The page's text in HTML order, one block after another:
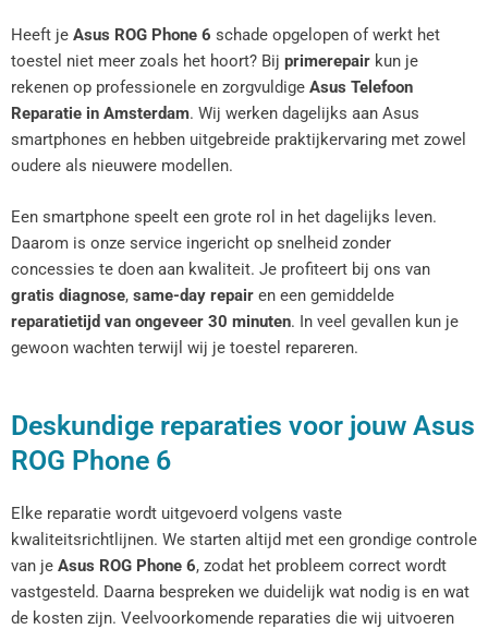
Heeft je Asus ROG Phone 6 schade opgelopen of werkt het
toestel niet meer zoals het hoort? Bij primerepair kun je
rekenen op professionele en zorgvuldige Asus Telefoon
Reparatie in Amsterdam. Wij werken dagelijks aan Asus
smartphones en hebben uitgebreide praktijkervaring met zowel
oudere als nieuwere modellen.
Een smartphone speelt een grote rol in het dagelijks leven.
Daarom is onze service ingericht op snelheid zonder
concessies te doen aan kwaliteit. Je profiteert bij ons van
gratis diagnose, same-day repair en een gemiddelde
reparatietijd van ongeveer 30 minuten. In veel gevallen kun je
gewoon wachten terwijl wij je toestel repareren.
Deskundige reparaties voor jouw Asus
ROG Phone 6
Elke reparatie wordt uitgevoerd volgens vaste
kwaliteitsrichtlijnen. We starten altijd met een grondige controle
van je Asus ROG Phone 6, zodat het probleem correct wordt
vastgesteld. Daarna bespreken we duidelijk wat nodig is en wat
de kosten zijn. Veelvoorkomende reparaties die wij uitvoeren